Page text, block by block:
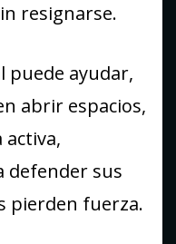
resignarse.
puede ayudar,
abrir espacios,
defender sus
pierden fuerza.